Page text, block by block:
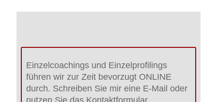
Einzelcoachings und Einzelprofilings
führen wir zur Zeit bevorzugt ONLINE
durch. Schreiben Sie mir eine E-Mail oder
nutzen Sie das Kontaktformular.